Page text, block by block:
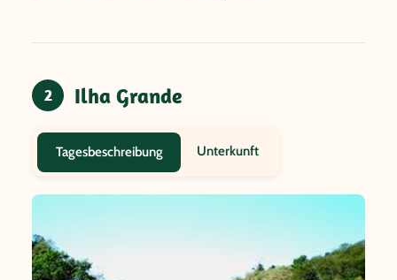
2 Ilha Grande
Tagesbeschreibung Unterkunft